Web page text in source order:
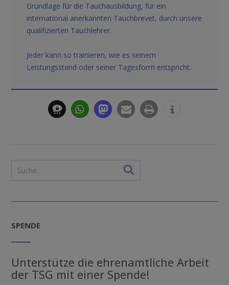
Grundlage für die Tauchausbildung, für ein
international anerkannten Tauchbrevet, durch unsere
qualifizierten Tauchlehrer.
Jeder kann so trainieren, wie es seinem
Leistungsstand oder seiner Tagesform entspricht.
SPENDE
Unterstütze die ehrenamtliche Arbeit
der TSG mit einer Spende!